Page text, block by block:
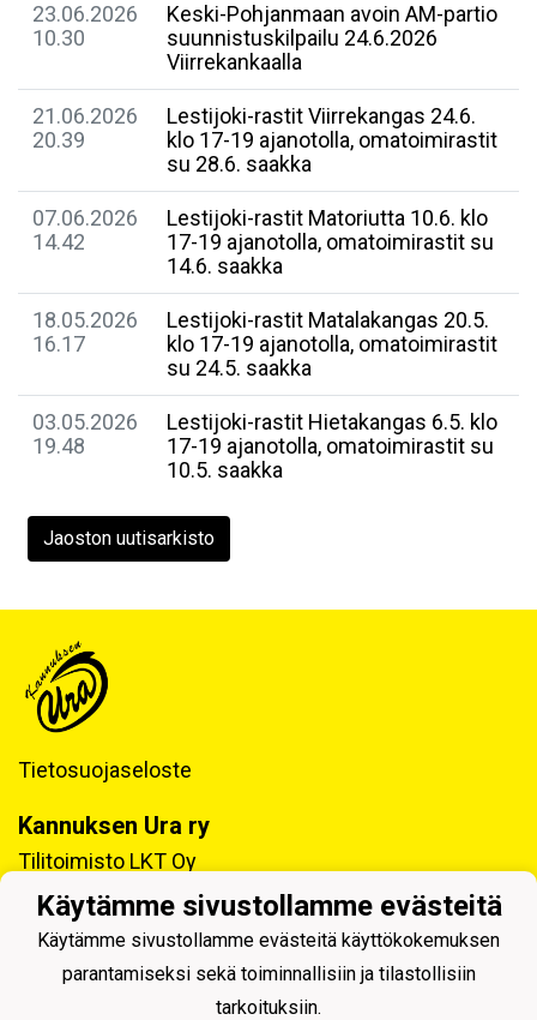
23.06.2026
10.30
Keski-Pohjanmaan avoin AM-partio
suunnistuskilpailu 24.6.2026
Viirrekankaalla
21.06.2026
20.39
Lestijoki-rastit Viirrekangas 24.6.
klo 17-19 ajanotolla, omatoimirastit
su 28.6. saakka
07.06.2026
14.42
Lestijoki-rastit Matoriutta 10.6. klo
17-19 ajanotolla, omatoimirastit su
14.6. saakka
18.05.2026
16.17
Lestijoki-rastit Matalakangas 20.5.
klo 17-19 ajanotolla, omatoimirastit
su 24.5. saakka
03.05.2026
19.48
Lestijoki-rastit Hietakangas 6.5. klo
17-19 ajanotolla, omatoimirastit su
10.5. saakka
Jaoston uutisarkisto
Tietosuojaseloste
Kannuksen Ura ry
Tilitoimisto LKT Oy
Y-tunnus: 0218992-7
Käytämme sivustollamme evästeitä
Käytämme sivustollamme evästeitä käyttökokemuksen
parantamiseksi sekä toiminnallisiin ja tilastollisiin
tarkoituksiin.